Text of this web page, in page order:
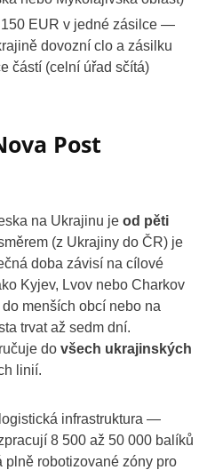
EUR v jedné zásilce —
dovozní clo a zásilku
částí (celní úřad sčítá)
Post
na Ukrajinu je od pěti
(z Ukrajiny do ČR) je
doba závisí na cílové
Kyjev, Lvov nebo Charkov
menších obcí nebo na
trvat až sedm dní.
do všech ukrajinských
linií.
infrastruktura —
8 500 až 50 000 balíků
plně robotizované zóny pro